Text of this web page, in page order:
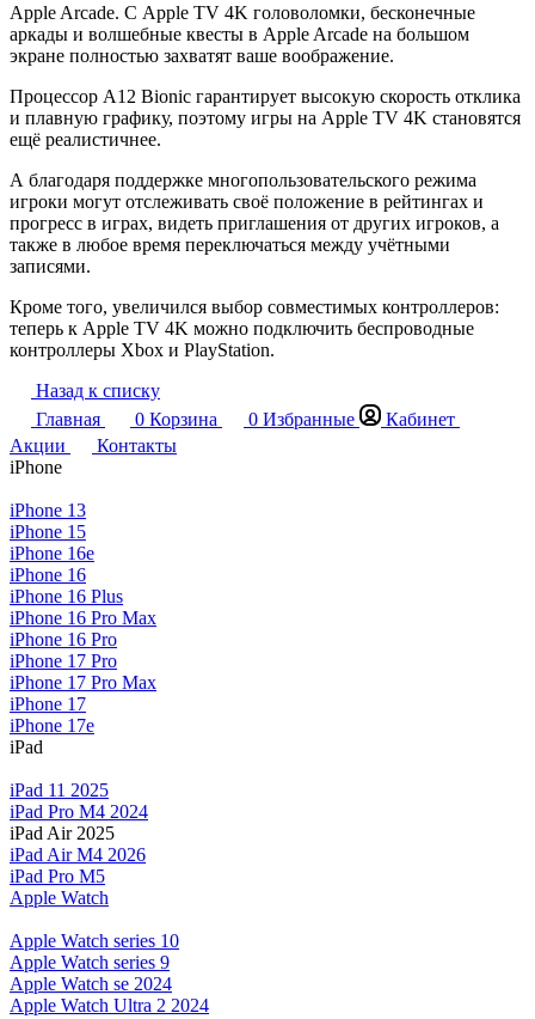
Apple Arcade. С Apple TV 4K головоломки, бесконечные
аркады и волшебные квесты в Apple Arcade на большом
экране полностью захватят ваше воображение.
Процессор A12 Bionic гарантирует высокую скорость отклика
и плавную графику, поэтому игры на Apple TV 4K становятся
ещё реалистичнее.
А благодаря поддержке многопользовательского режима
игроки могут отслеживать своё положение в рейтингах и
прогресс в играх, видеть приглашения от других игроков, а
также в любое время переключаться между учётными
записями.
Кроме того, увеличился выбор совместимых контроллеров:
теперь к Apple TV 4K можно подключить беспроводные
контроллеры Xbox и PlayStation.
Назад к списку
Главная
0 Корзина 0 Избранные
Кабинет
Акции
Контакты
iPhone
iPhone 13
iPhone 15
iPhone 16e
iPhone 16
iPhone 16 Plus
iPhone 16 Pro Max
iPhone 16 Pro
iPhone 17 Pro
iPhone 17 Pro Max
iPhone 17
iPhone 17e
iPad
iPad 11 2025
iPad Pro M4 2024
iPad Air 2025
iPad Air M4 2026
iPad Pro M5
Apple Watch
Apple Watch series 10
Apple Watch series 9
Apple Watch se 2024
Apple Watch Ultra 2 2024